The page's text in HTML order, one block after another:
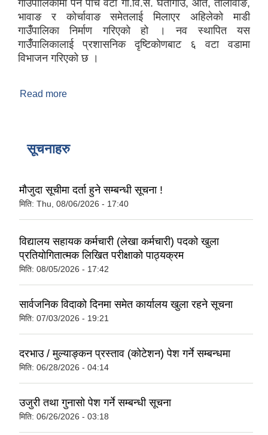
गाउँपालिकामा पर्ने पाँच वटा गा.वि.स. घर्तीगाउँ, ओत, तालावाङ,
भावाङ र कोर्चावाङ समेतलाई मिलाएर अहिलेको माडी
गाउँँपालिका निर्माण गरिएको हो । नव स्थापित यस
गाउँँपालिकालाई प्रशासनिक दृष्टिकोणबाट ६ वटा वडामा
विभाजन गरिएको छ ।
Read more
सूचनाहरु
मौजुदा सूचीमा दर्ता हुने सम्बन्धी सूचना !
मिति: Thu, 08/06/2026 - 17:40
विद्यालय सहायक कर्मचारी (लेखा कर्मचारी) पदको खुला
प्रतियोगितात्मक लिखित परीक्षाको पाठ्यक्रम
मिति: 08/05/2026 - 17:42
सार्वजनिक विदाको दिनमा समेत कार्यालय खुला रहने सूचना
मिति: 07/03/2026 - 19:21
दरभाउ / मुल्याङ्कन प्रस्ताव (कोटेशन) पेश गर्ने सम्बन्धमा
मिति: 06/28/2026 - 04:14
उजुरी तथा गुनासो पेश गर्ने सम्बन्धी सूचना
मिति: 06/26/2026 - 03:18